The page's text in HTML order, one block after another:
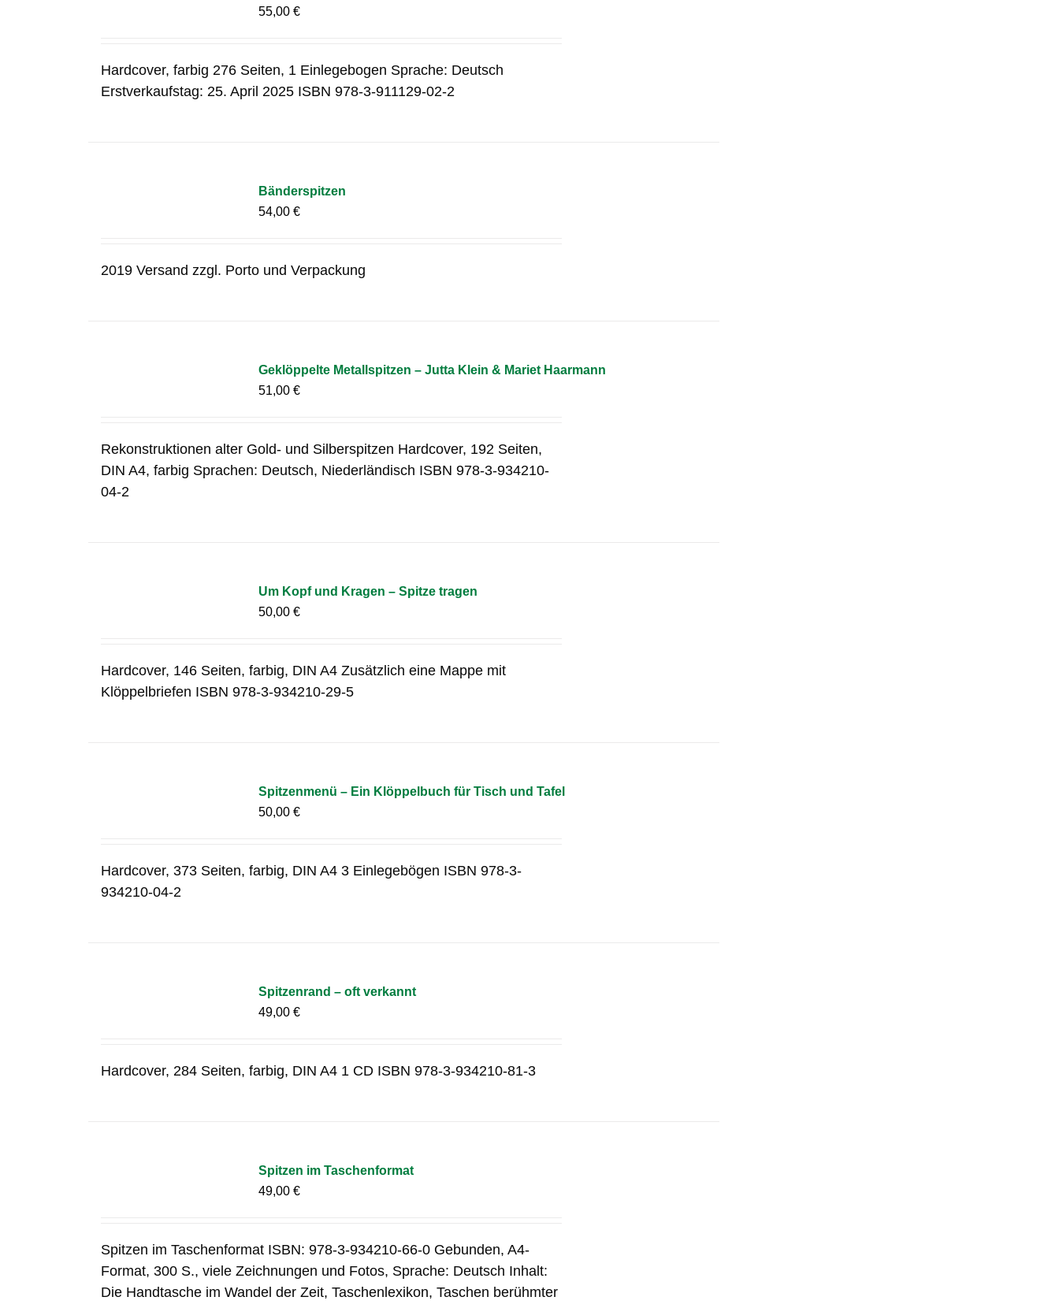
55,00€
Hardcover, farbig 276 Seiten, 1 Einlegebogen Sprache: Deutsch
Erstverkaufstag: 25. April 2025 ISBN 978-3-911129-02-2
Bänderspitzen
54,00€
2019 Versand zzgl. Porto und Verpackung
Geklöppelte Metallspitzen – Jutta Klein & Mariet Haarmann
51,00€
Rekonstruktionen alter Gold- und Silberspitzen Hardcover, 192 Seiten,
DIN A4, farbig Sprachen: Deutsch, Niederländisch ISBN 978-3-934210-
04-2
Um Kopf und Kragen – Spitze tragen
50,00€
Hardcover, 146 Seiten, farbig, DIN A4 Zusätzlich eine Mappe mit
Klöppelbriefen ISBN 978-3-934210-29-5
Spitzenmenü – Ein Klöppelbuch für Tisch und Tafel
50,00€
Hardcover, 373 Seiten, farbig, DIN A4 3 Einlegebögen ISBN 978-3-
934210-04-2
Spitzenrand – oft verkannt
49,00€
Hardcover, 284 Seiten, farbig, DIN A4 1 CD ISBN 978-3-934210-81-3
Spitzen im Taschenformat
49,00€
Spitzen im Taschenformat ISBN: 978-3-934210-66-0 Gebunden, A4-
Format, 300 S., viele Zeichnungen und Fotos, Sprache: Deutsch Inhalt:
Die Handtasche im Wandel der Zeit, Taschenlexikon, Taschen berühmter